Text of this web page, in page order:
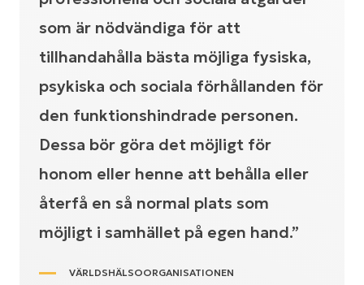
som är nödvändiga för att
tillhandahålla bästa möjliga fysiska,
psykiska och sociala förhållanden för
den funktionshindrade personen.
Dessa bör göra det möjligt för
honom eller henne att behålla eller
återfå en så normal plats som
möjligt i samhället på egen hand.”
VÄRLDSHÄLSOORGANISATIONEN